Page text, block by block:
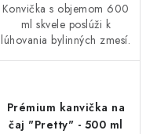
Konvička s objemom 600
ml skvele poslúži k
lúhovania bylinných zmesí.
Prémium kanvička na
čaj "Pretty" - 500 ml